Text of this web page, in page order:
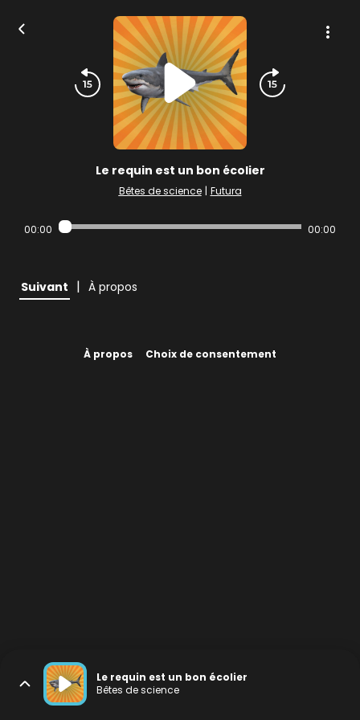
Le requin est un bon écolier
Bêtes de science | Futura
00:00 00:00
Suivant | À propos
À propos Choix de consentement
Le requin est un bon écolier
Bêtes de science